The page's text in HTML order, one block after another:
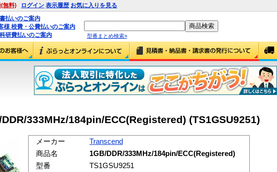
無料) ログイン 表示履歴 お気に入りを見る
払いのご案内
様 校費・公費払いのご案内
研費払いのご案内
型番まとめ検索»
333MHz/184pin/ECC(Registered) (TS1GSU9251)
メーカー
Transcend
商品名
1GB/DDR/333MHz/184pin/ECC(Registered)
型番
TS1GSU9251